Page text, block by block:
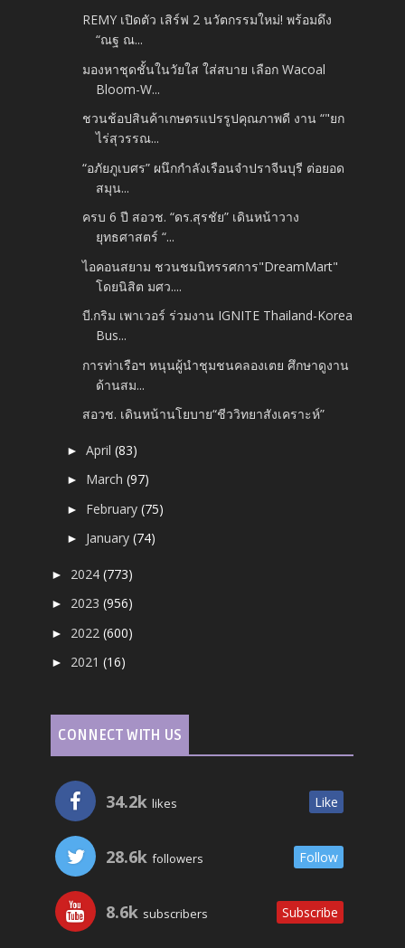
REMY เปิดตัว เสิร์ฟ 2 นวัตกรรมใหม่! พร้อมดึง
“ณฐ ณ...
มองหาชุดชั้นในวัยใส ใส่สบาย​ เลือก Wacoal
Bloom-W...
ชวนช้อปสินค้าเกษตรแปรรูปคุณภาพดี งาน “"ยก
ไร่สุวรรณ...
“อภัยภูเบศร” ผนึกกำลังเรือนจำปราจีนบุรี ต่อยอด
สมุน...
ครบ 6 ปี สอวช. “ดร.สุรชัย” เดินหน้าวาง
ยุทธศาสตร์ “...
ไอคอนสยาม ชวนชมนิทรรศการ​"DreamMart"
โดยนิสิต มศว....
บี.กริม เพาเวอร์ ร่วมงาน IGNITE Thailand-Korea
Bus...
การท่าเรือฯ หนุนผู้นำชุมชนคลองเตย ศึกษาดูงาน
ด้านสม...
สอวช. เดินหน้านโยบาย“ชีววิทยาสังเคราะห์”
►April(83)
► March(97)
► February(75)
► January(74)
► 2024(773)
► 2023(956)
► 2022(600)
► 2021(16)
CONNECT WITH US
34.2k likes Like
28.6k followers Follow
8.6k subscribers Subscribe